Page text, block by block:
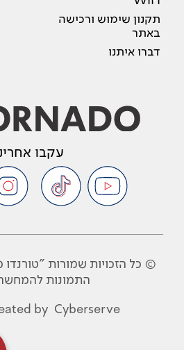
תקנון שימוש ורכישה
באתר
דברו איתנו
עקבו
© כל הזכויות שמורות
התמונות
by Cyberserve